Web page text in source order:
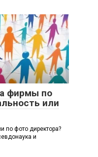
0
фирмы по
или
по фото директора?
и